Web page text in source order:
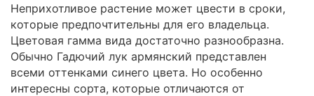
Неприхотливое растение может цвести в сроки,
которые предпочтительны для его владельца.
Цветовая гамма вида достаточно разнообразна.
Обычно Гадючий лук армянский представлен
всеми оттенками синего цвета. Но особенно
интересны сорта, которые отличаются от